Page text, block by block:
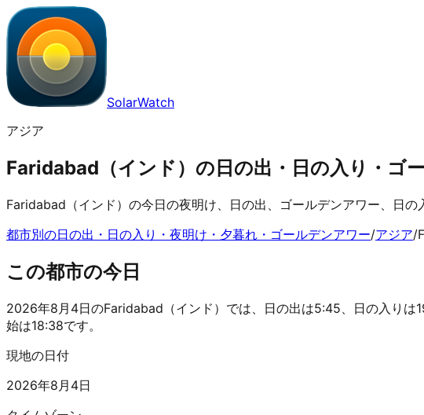
SolarWatch
アジア
Faridabad（インド）の日の出・日の入り・ゴ
Faridabad（インド）の今日の夜明け、日の出、ゴールデンアワー、日の
都市別の日の出・日の入り・夜明け・夕暮れ・ゴールデンアワー/アジア/
この都市の今日
2026年8月4日のFaridabad（インド）では、日の出は5:45、日の入りは
始は18:38です。
現地の日付
2026年8月4日